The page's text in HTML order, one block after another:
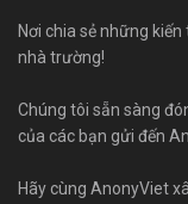
Nơi chia sẻ những
nhà trường!
Chúng tôi sẵn sàng
của các bạn gửi đến
Hãy cùng AnonyViet